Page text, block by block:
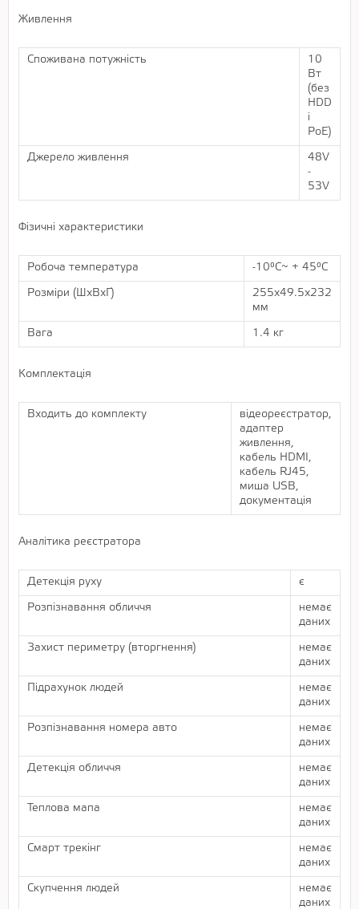
Живлення
Споживана потужність
10
Вт
(без
HDD
і
PoE)
Джерело живлення
48V
-
53V
Фізичні характеристики
Робоча температура -10°C~ + 45°C
Розміри (ШхВхГ)
255х49.5х232
мм
Вага 1.4 кг
Комплектація
Входить до комплекту
відеореєстратор,
адаптер
живлення,
кабель HDMI,
кабель RJ45,
миша USB,
документація
Аналітика реєстратора
Детекція руху є
Розпізнавання обличчя
немає
даних
Захист периметру (вторгнення)
немає
даних
Підрахунок людей
немає
даних
Розпізнавання номера авто
немає
даних
Детекція обличчя
немає
даних
Теплова мапа
немає
даних
Смарт трекінг
немає
даних
Скупчення людей
немає
даних